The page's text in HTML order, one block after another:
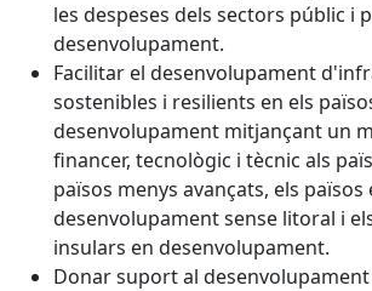
les despeses dels sectors públic i
desenvolupament.
Facilitar el desenvolupament
sostenibles i resilients en els
desenvolupament mitjançant un
financer, tecnològic i tècnic als
països menys avançats, els països
desenvolupament sense litoral i
insulars en desenvolupament.
Donar suport al